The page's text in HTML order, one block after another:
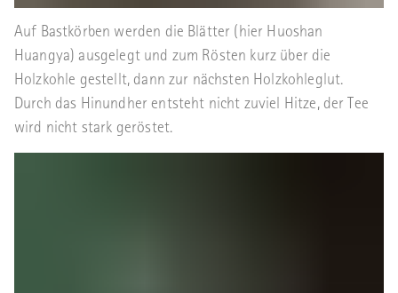
Auf Bastkörben werden die Blätter (hier Huoshan
Huangya) ausgelegt und zum Rösten kurz über die
Holzkohle gestellt, dann zur nächsten Holzkohleglut.
Durch das Hinundher entsteht nicht zuviel Hitze, der Tee
wird nicht stark geröstet.